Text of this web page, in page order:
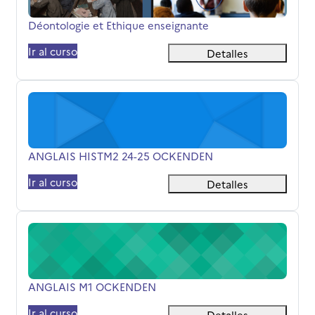
Nombre del curso
Déontologie et Ethique enseignante
Ir al curso
Detalles
ANGLAIS HISTM2 24-25 OCKENDEN
Nombre del curso
ANGLAIS HISTM2 24-25 OCKENDEN
Ir al curso
Detalles
ANGLAIS M1 OCKENDEN
Nombre del curso
ANGLAIS M1 OCKENDEN